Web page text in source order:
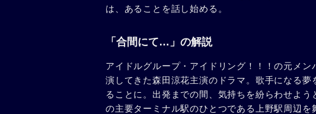
は、あることを話し始める。
「合間にて…」の解説
アイドルグループ・アイドリング！！！の元メ
演してきた森田涼花主演のドラマ。歌手になる
ることに。出発までの間、気持ちを紛らわせよ
の主要ターミナル駅のひとつである上野駅周辺